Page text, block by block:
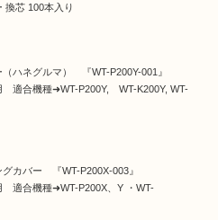
換芯 100本入り
ハネグルマ） 『WT-P200Y-001』
適合機種➜WT-P200Y, WT-K200Y, WT-
カバー 『WT-P200X-003』
適合機種➜WT-P200X、Y ・WT-